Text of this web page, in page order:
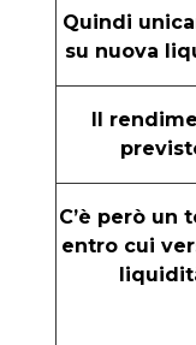
Quindi
su nuova
Il
C’è però un
entro cui